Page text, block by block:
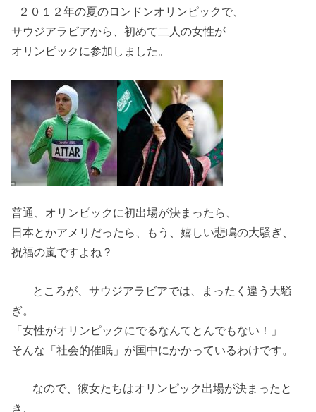
２０１２年の夏のロンドンオリンピックで、
サウジアラビアから、初めて二人の女性が
オリンピックに参加しました。
普通、オリンピックに初出場が決まったら、
日本とかアメリだったら、もう、嬉しい悲鳴の大騒ぎ、
祝福の嵐ですよね？
ところが、サウジアラビアでは、まったく違う大騒
ぎ。
「女性がオリンピックにでるなんてとんでもない！」
そんな「社会的催眠」が国中にかかっているわけです。
なので、彼女たちはオリンピック出場が決まったと
き、